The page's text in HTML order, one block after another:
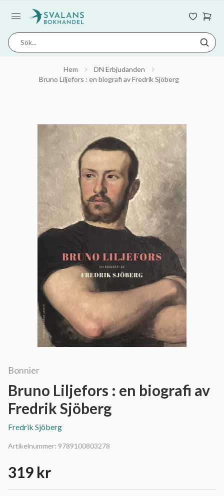
Hem
DN Erbjudanden
Bruno Liljefors : en biografi av Fredrik Sjöberg
Bonnier
Bruno Liljefors : en biografi av
Fredrik Sjöberg
Fredrik Sjöberg
Artikelnummer: 9789100803278
319 kr